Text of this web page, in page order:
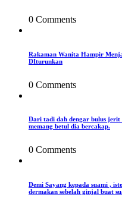
0 Comments
Rakaman Wanita Hampir
DIturunkan
0 Comments
Dari tadi dah dengar bulus
memang betul dia bercakap.
0 Comments
Demi Sayang kepada suami ,
dermakan sebelah ginjal buat